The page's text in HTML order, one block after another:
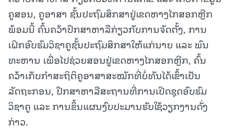
ຄູສອນ, ຄູອາສາ ຊັ້ນປະຖົມສຶກສາຢູ່ເຂດຫາງໄກສອກຫຼີກ
ພ້ອມນີ້ ຄົ້ນຄວ້າປຶກສາຫາລືກ່ຽວກັບການຈັດຕັ້ງ, ການ
ເຝິກອົບຮົມວິຊາຄູຊັ້ນປະຖົມສຶກສາໃຫ້ແກ່ນາຍ ແລະ ພົນ
ທະຫານ ເພື່ອໄປຊ່ວຍສອນຢູ່ເຂດຫາງໄກສອກຫຼີກ, ຄົ້ນ
ຄວ້າເກັບກຳສະຖິຕິຄູອາສາສະໝັກທີ່ບໍ່ທັນໄດ້ເຂົ້າເປັນ
ລັດຖະກອນ, ປືກສາຫາລືສະຖານທີ່ການເປີດຊຸດອົບຮົມ
ວິຊາຄູ ແລະ ການຂຶ້ນແຜນງົບປະມານຮັບໃຊ້ວຽກງານດັ່ງ
ກ່າວ.